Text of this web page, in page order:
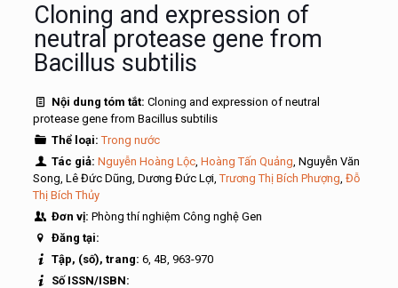
Cloning and expression of
neutral protease gene from
Bacillus subtilis
Nội dung tóm tắt: Cloning and expression of neutral
protease gene from Bacillus subtilis
Thể loại:Trong nước
Tác giả: Nguyễn Hoàng Lộc, Hoàng Tấn Quảng, Nguyễn Văn
Song, Lê Đức Dũng, Dương Đức Lợi,Trương Thị Bích Phượng, Đỗ
Thị Bích Thủy
Đơn vị: Phòng thí nghiệm Công nghệ Gen
Đăng tại:
Tập, (số), trang: 6, 4B, 963-970
Số ISSN/ISBN: